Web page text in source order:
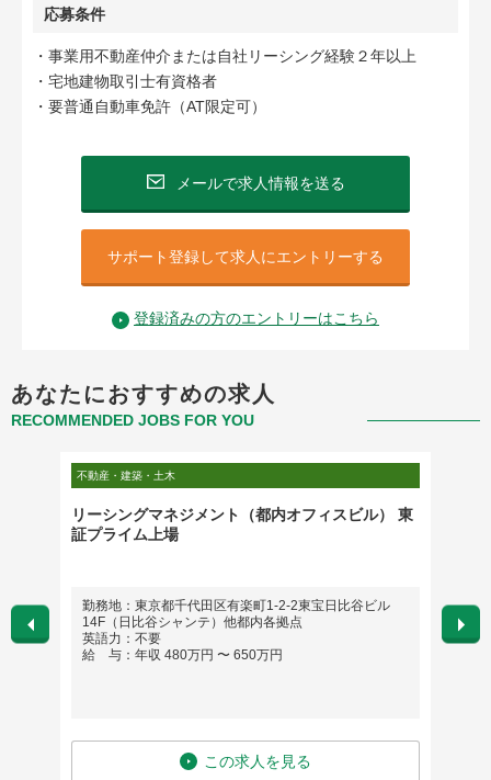
応募条件
・事業用不動産仲介または自社リーシング経験２年以上
・宅地建物取引士有資格者
・要普通自動車免許（AT限定可）
メールで求人情報を送る
サポート登録して求人にエントリーする
登録済みの方のエントリーはこちら
あなたにおすすめの求人
RECOMMENDED JOBS FOR YOU
号
不動産・建築・土木
リーシングマネジメント（都内オフィスビル） 東
証プライム上場
勤務地：東京都千代田区有楽町1-2-2東宝日比谷ビル
14F（日比谷シャンテ）他都内各拠点
英語力：不要
給 与：年収 480万円 〜 650万円
この求人を見る
勤務
英語
給